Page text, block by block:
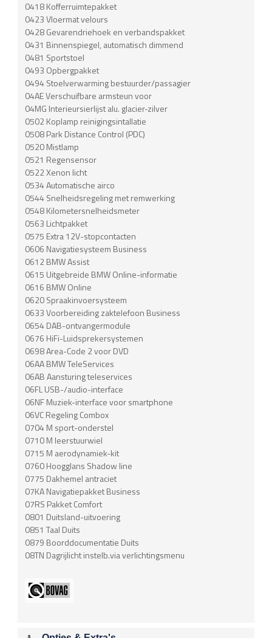
0418 Kofferruimtepakket
0423 Vloermat velours
0428 Gevarendriehoek en verbandspakket
0431 Binnenspiegel, automatisch dimmend
0481 Sportstoel
0493 Opbergpakket
0494 Stoelverwarming bestuurder/passagier
04AE Verschuifbare armsteun voor
04MG Interieursierlijst alu. glacier-zilver
0502 Koplamp reinigingsintallatie
0508 Park Distance Control (PDC)
0520 Mistlamp
0521 Regensensor
0522 Xenon licht
0534 Automatische airco
0544 Snelheidsregeling met remwerking
0548 Kilometersnelheidsmeter
0563 Lichtpakket
0575 Extra 12V-stopcontacten
0606 Navigatiesysteem Business
0612 BMW Assist
0615 Uitgebreide BMW Online-informatie
0616 BMW Online
0620 Spraakinvoersysteem
0633 Voorbereiding zaktelefoon Business
0654 DAB-ontvangermodule
0676 HiFi-Luidsprekersystemen
0698 Area-Code 2 voor DVD
06AA BMW TeleServices
06AB Aansturing teleservices
06FL USB-/audio-interface
06NF Muziek-interface voor smartphone
06VC Regeling Combox
0704 M sport-onderstel
0710 M leerstuurwiel
0715 M aerodynamiek-kit
0760 Hoogglans Shadow line
0775 Dakhemel antraciet
07KA Navigatiepakket Business
07RS Pakket Comfort
0801 Duitsland-uitvoering
0851 Taal Duits
0879 Boorddocumentatie Duits
08TN Dagrijlicht instelb.via verlichtingsmenu